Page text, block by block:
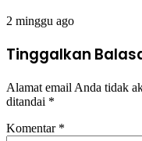
2 minggu ago
Tinggalkan
Alamat email Anda tidak
ditandai *
Komentar *